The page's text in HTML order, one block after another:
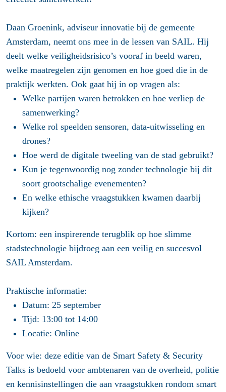
Daan Groenink, adviseur innovatie bij de gemeente
Amsterdam, neemt ons mee in de lessen van SAIL. Hij
deelt welke veiligheidsrisico’s vooraf in beeld waren,
welke maatregelen zijn genomen en hoe goed die in de
praktijk werkten. Ook gaat hij in op vragen als:
Welke partijen waren betrokken en hoe verliep de
samenwerking?
Welke rol speelden sensoren, data-uitwisseling en
drones?
Hoe werd de digitale tweeling van de stad gebruikt?
Kun je tegenwoordig nog zonder technologie bij dit
soort grootschalige evenementen?
En welke ethische vraagstukken kwamen daarbij
kijken?
Kortom: een inspirerende terugblik op hoe slimme
stadstechnologie bijdroeg aan een veilig en succesvol
SAIL Amsterdam.
Praktische informatie:
Datum: 25 september
Tijd: 13:00 tot 14:00
Locatie: Online
Voor wie: deze editie van de Smart Safety & Security
Talks is bedoeld voor ambtenaren van de overheid, politie
en kennisinstellingen die aan vraagstukken rondom smart